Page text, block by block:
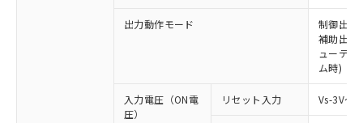
出力動作モード
制御出力
補助出力
ューテ
ム時)
入力電圧（ON電
圧）
リセット入力 Vs-3V～